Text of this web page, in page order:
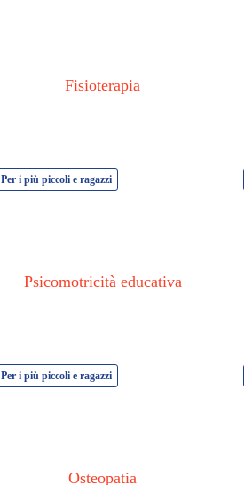
Fisioterapia
Per i più piccoli e ragazzi
Psicomotricità educativa
Per i più piccoli e ragazzi
Osteopatia